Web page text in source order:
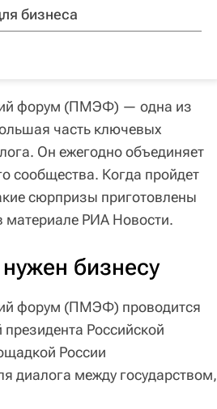
бизнеса
форум (ПМЭФ) — одна из
часть ключевых
Он ежегодно объединяет
сообщества. Когда пройдет
сюрпризы приготовлены
материале РИА Новости.
бизнесу
форум (ПМЭФ) проводится
Российской
России
диалога между государством,